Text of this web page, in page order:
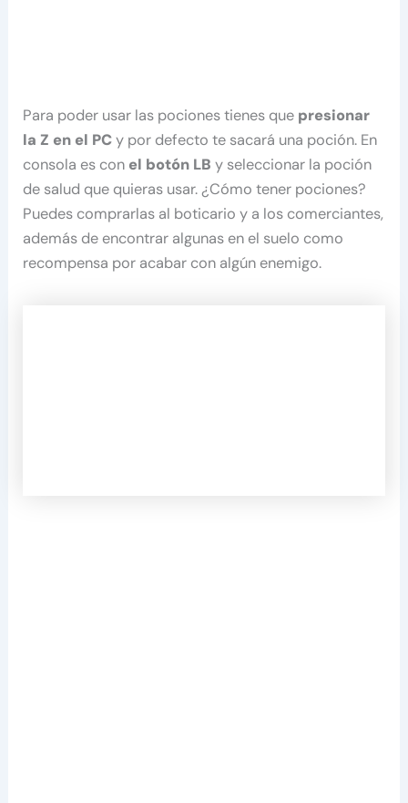
Para poder usar las pociones tienes que presionar
la Z en el PCy por defecto te sacará una poción. En
consola es con el botón LBy seleccionar la poción
de salud que quieras usar. ¿Cómo tener pociones?
Puedes comprarlas al boticario y a los comerciantes,
además de encontrar algunas en el suelo como
recompensa por acabar con algún enemigo.